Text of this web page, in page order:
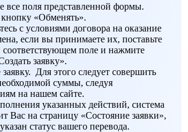
все поля представленной формы.
«Обменять».
с условиями договора на оказание
если вы принимаете их, поставьте
соответствующем поле и нажмите
заявку».
Для этого следует совершить
суммы, следуя
на нашем сайте.
указанных действий, система
Вас на страницу «Состояние заявки»,
статус вашего перевода.